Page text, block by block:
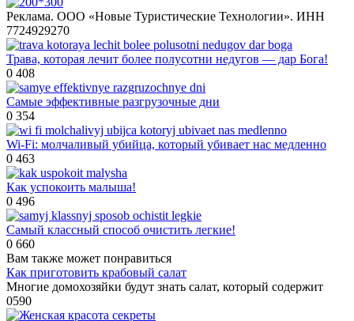
Реклама. ООО «Новые Туристические Технологии». ИНН
7724929270
Трава, которая лечит более полусотни недугов — дар Бога!
0 408
Самые эффективные разгрузочные дни
0 354
Wi-Fi: молчаливый убийца, который убивает нас медленно
0 463
Как успокоить малыша!
0 496
Самый классный способ очистить легкие!
0 660
Вам также может понравиться
Как приготовить крабовый салат
Многие домохозяйки будут знать салат, который содержит
0590